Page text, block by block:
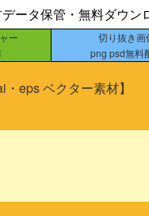
ータ保管・無料ダウン
ー
切り抜き画
png psd無料
eps ベクター素材】